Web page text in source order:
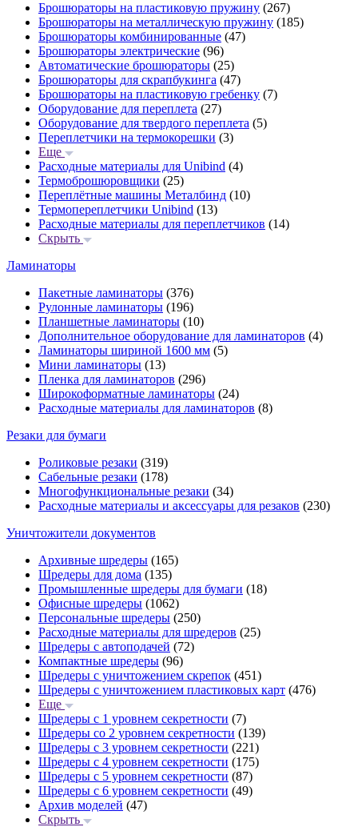
Брошюраторы на пластиковую пружину (267)
Брошюраторы на металлическую пружину (185)
Брошюраторы комбинированные (47)
Брошюраторы электрические (96)
Автоматические брошюраторы (25)
Брошюраторы для скрапбукинга (47)
Брошюраторы на пластиковую гребенку (7)
Оборудование для переплета (27)
Оборудование для твердого переплета (5)
Переплетчики на термокорешки (3)
Еще
Расходные материалы для Unibind (4)
Термоброшюровщики (25)
Переплётные машины Металбинд (10)
Термопереплетчики Unibind (13)
Расходные материалы для переплетчиков (14)
Скрыть
Ламинаторы
Пакетные ламинаторы (376)
Рулонные ламинаторы (196)
Планшетные ламинаторы (10)
Дополнительное оборудование для ламинаторов (4)
Ламинаторы шириной 1600 мм (5)
Мини ламинаторы (13)
Пленка для ламинаторов (296)
Широкоформатные ламинаторы (24)
Расходные материалы для ламинаторов (8)
Резаки для бумаги
Роликовые резаки (319)
Сабельные резаки (178)
Многофункциональные резаки (34)
Расходные материалы и аксессуары для резаков (230)
Уничтожители документов
Архивные шредеры (165)
Шредеры для дома (135)
Промышленные шредеры для бумаги (18)
Офисные шредеры (1062)
Персональные шредеры (250)
Расходные материалы для шредеров (25)
Шредеры с автоподачей (72)
Компактные шредеры (96)
Шредеры с уничтожением скрепок (451)
Шредеры с уничтожением пластиковых карт (476)
Еще
Шредеры с 1 уровнем секретности (7)
Шредеры со 2 уровнем секретности (139)
Шредеры с 3 уровнем секретности (221)
Шредеры с 4 уровнем секретности (175)
Шредеры с 5 уровнем секретности (87)
Шредеры с 6 уровнем секретности (49)
Архив моделей (47)
Скрыть